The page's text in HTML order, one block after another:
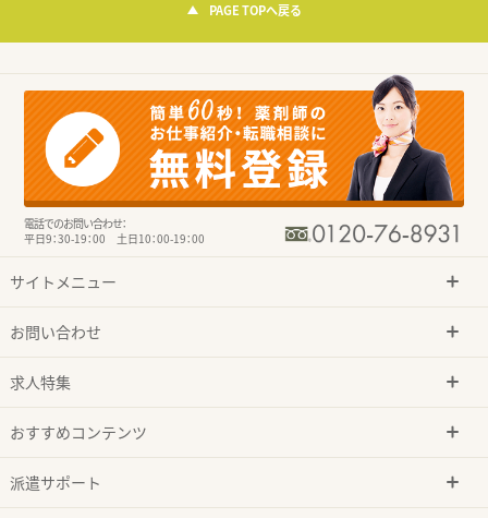
PAGE TOPへ戻る
電話でのお問い合わせ：
平日9：30-19：00 土日10：00-19：00
サイトメニュー
お問い合わせ
求人特集
おすすめコンテンツ
派遣サポート